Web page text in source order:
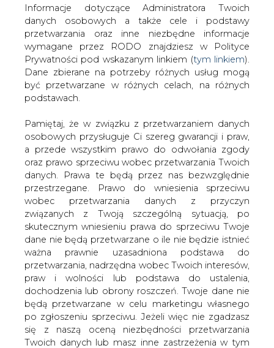
Informacje dotyczące Administratora Twoich
danych osobowych a także cele i podstawy
przetwarzania oraz inne niezbędne informacje
wymagane przez RODO znajdziesz w Polityce
Prywatności pod wskazanym linkiem (tym linkiem).
Dane zbierane na potrzeby różnych usług mogą
być przetwarzane w różnych celach, na różnych
podstawach.
Pamiętaj, że w związku z przetwarzaniem danych
osobowych przysługuje Ci szereg gwarancji i praw,
a przede wszystkim prawo do odwołania zgody
oraz prawo sprzeciwu wobec przetwarzania Twoich
danych. Prawa te będą przez nas bezwzględnie
przestrzegane. Prawo do wniesienia sprzeciwu
wobec przetwarzania danych z przyczyn
związanych z Twoją szczególną sytuacją, po
skutecznym wniesieniu prawa do sprzeciwu Twoje
dane nie będą przetwarzane o ile nie będzie istnieć
ważna prawnie uzasadniona podstawa do
przetwarzania, nadrzędna wobec Twoich interesów,
praw i wolności lub podstawa do ustalenia,
dochodzenia lub obrony roszczeń. Twoje dane nie
będą przetwarzane w celu marketingu własnego
po zgłoszeniu sprzeciwu. Jeżeli więc nie zgadzasz
się z naszą oceną niezbędności przetwarzania
Twoich danych lub masz inne zastrzeżenia w tym
skomentuj
udostępnij:
MOL obniża cel capeksu na ten rok
do 1,1 mld USD
MOL obniża wartość planowanych na
ten rok nakładów inwestycyjnych o 200
mln USD. Zakłada, że wyda do 1,1 mld
USD - podała spółka w prezentacji.
Prognoza nie uwzględnia potencjalnych większych
projektów rozwojowych (organicznych lub M&A).
W I połowie 2016 roku MOL wydał na inwestycje 452 mln
USD. W 2015 roku CAPEX grupy wyniósł 1,56 mld USD.
Spółka podtrzymuje cel wygenerowania w tym roku co
najmniej 2 mld USD EBITDA.